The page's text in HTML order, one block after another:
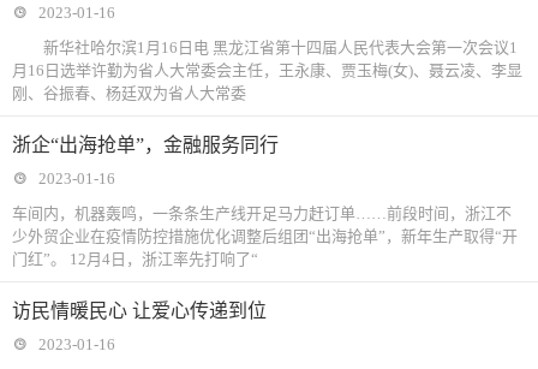
2023-01-16
新华社哈尔滨1月16日电 黑龙江省第十四届人民代表大会第一次会议1
月16日选举许勤为省人大常委会主任，王永康、贾玉梅(女)、聂云凌、李显
刚、谷振春、杨廷双为省人大常委
浙企“出海抢单”，金融服务同行
2023-01-16
车间内，机器轰鸣，一条条生产线开足马力赶订单……前段时间，浙江不
少外贸企业在疫情防控措施优化调整后组团“出海抢单”，新年生产取得“开
门红”。 12月4日，浙江率先打响了“
访民情暖民心 让爱心传递到位
2023-01-16